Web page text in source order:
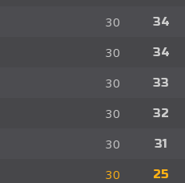
30 34
30 34
30 33
30 32
30 31
30 25